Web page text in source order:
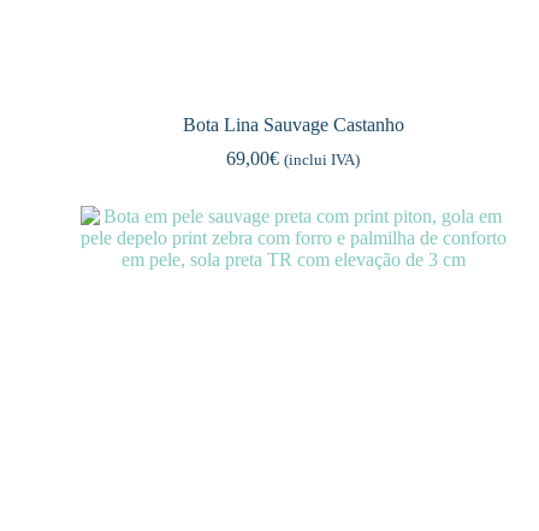
Bota Lina Sauvage Castanho
69,00€ (inclui IVA)